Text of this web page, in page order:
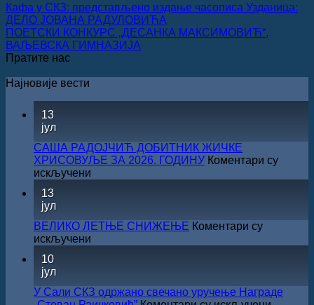
Кафа у СКЗ: представљено издање часописа Узданица:
ДЕЛО ЈОВАНА РАДУЛОВИЋА
ПОЕТСКИ КОНКУРС „ДЕСАНКА МАКСИМОВИЋ“,
ВАЉЕВСКА ГИМНАЗИЈА
Пратите нас
Најновије вести
13
јул
САША РАДОЈЧИЋ ДОБИТНИК ЖИЧКЕ
ХРИСОВУЉЕ ЗА 2026. ГОДИНУ Коментари су
искључени
ЖИЧКЕ
ХРИСОВУЉЕ
ЗА
13
јул
ВЕЛИКО ЛЕТЊЕ СНИЖЕЊЕ Коментари су
искључени
10
јул
У Сали СКЗ одржано свечано уручење Награде